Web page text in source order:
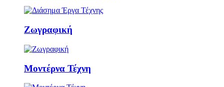
Ζωγραφική
Μοντέρνα Τέχνη